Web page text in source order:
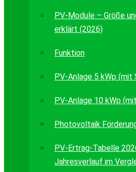
PV-Module – Größe
erklärt (2026)
Funktion
PV-Anlage 5 kWp (mit
PV-Anlage 10 kWp
Photovoltaik
PV-Ertrag-Tabelle
Jahresverlauf im